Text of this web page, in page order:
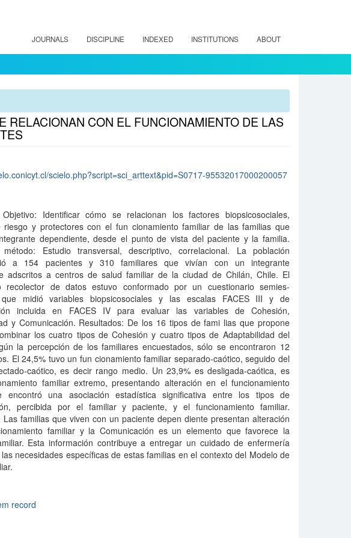
JOURNALS DISCIPLINE INDEXED INSTITUTIONS ABOUT
RELACIONAN CON EL FUNCIONAMIENTO DE LAS
scielo.php?script=sci_arttext&pid=S0717-95532017000200057
Objetivo: Identificar cómo se relacionan los factores biopsicosociales,
riesgo y protectores con el fun cionamiento familiar de las familias que
dependiente, desde el punto de vista del paciente y la familia.
Estudio transversal, descriptivo, correlacional. La población
a 154 pacientes y 310 familiares que vivían con un integrante
adscritos a centros de salud familiar de la ciudad de Chilán, Chile. El
recolector de datos estuvo conformado por un cuestionario semies-
que midió variables biopsicosociales y las escalas FACES III y de
incluida en FACES IV para evaluar las variables de Cohesión,
y Comunicación. Resultados: De los 16 tipos de fami lias que propone
los cuatro tipos de Cohesión y cuatro tipos de Adaptabilidad del
la percepción de los familiares encuestados, sólo se encontraron 12
El 24,5% tuvo un fun cionamiento familiar separado-caótico, seguido del
caótico, es decir rango medio. Un 23,9% es desligada-caótica, es
familiar extremo, presentando alteración en el funcionamiento
encontró una asociación estadística significativa entre los tipos de
percibida por el familiar y paciente, y el funcionamiento familiar.
Las familias que viven con un paciente depen diente presentan alteración
familiar y la Comunicación es un elemento que favorece la
Esta información contribuye a entregar un cuidado de enfermería
necesidades específicas de estas familias en el contexto del Modelo de
record